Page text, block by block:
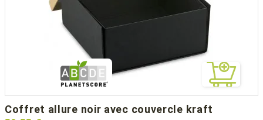
coffret allure noir avec couvercle kraft